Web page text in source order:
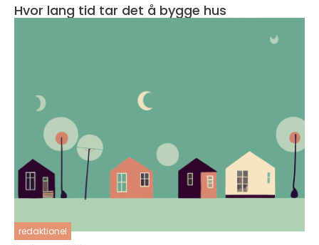
Hvor lang tid tar det å bygge hus
redaktionel